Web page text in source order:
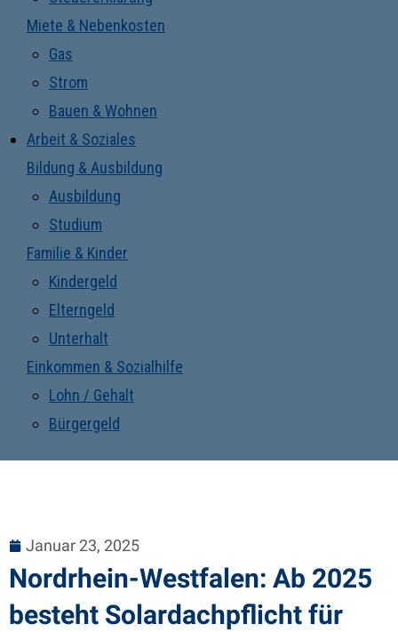
Miete & Nebenkosten
Gas
Strom
Bauen & Wohnen
Arbeit & Soziales
Bildung & Ausbildung
Ausbildung
Studium
Familie & Kinder
Kindergeld
Elterngeld
Unterhalt
Einkommen & Sozialhilfe
Lohn / Gehalt
Bürgergeld
Januar 23, 2025
Nordrhein-Westfalen: Ab 2025
besteht Solardachpflicht für